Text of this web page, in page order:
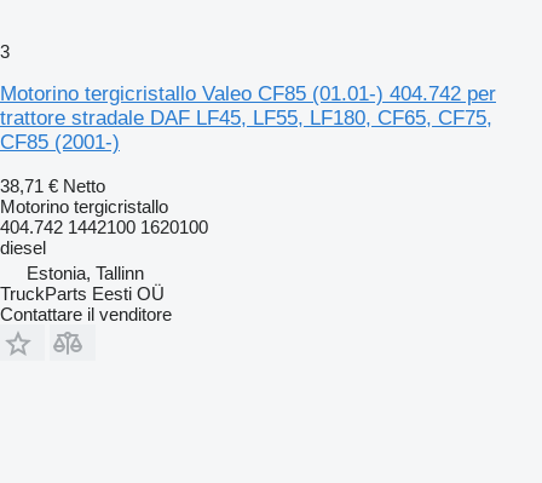
3
Motorino tergicristallo Valeo CF85 (01.01-) 404.742 per
trattore stradale DAF LF45, LF55, LF180, CF65, CF75,
CF85 (2001-)
38,71 € Netto
Motorino tergicristallo
404.742 1442100 1620100
diesel
Estonia, Tallinn
TruckParts Eesti OÜ
Contattare il venditore